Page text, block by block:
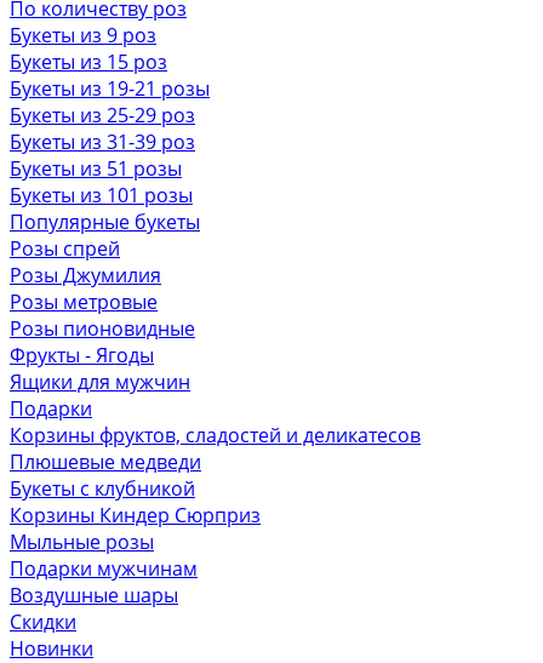
По количеству роз
Букеты из 9 роз
Букеты из 15 роз
Букеты из 19-21 розы
Букеты из 25-29 роз
Букеты из 31-39 роз
Букеты из 51 розы
Букеты из 101 розы
Популярные букеты
Розы спрей
Розы Джумилия
Розы метровые
Розы пионовидные
Фрукты - Ягоды
Ящики для мужчин
Подарки
Корзины фруктов, сладостей и деликатесов
Плюшевые медведи
Букеты с клубникой
Корзины Киндер Сюрприз
Мыльные розы
Подарки мужчинам
Воздушные шары
Скидки
Новинки